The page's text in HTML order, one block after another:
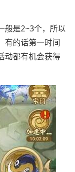
般是2~3个，所以
有的话第一时间
动都有机会获得